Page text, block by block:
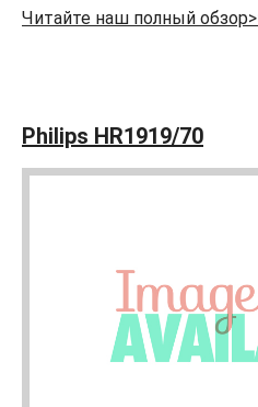
Читайте наш полный
Philips HR1919/70